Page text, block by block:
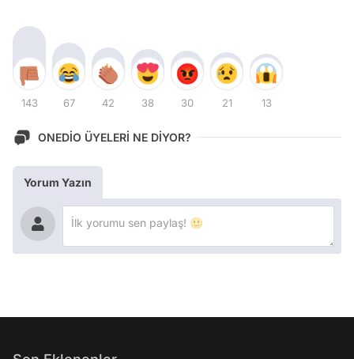
143 67 42 38 30 21 13
ONEDİO ÜYELERİ NE DİYOR?
Yorum Yazın